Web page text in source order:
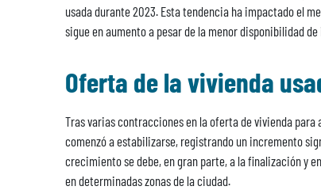
usada durante 2023. Esta tendencia ha impactado el
sigue en aumento a pesar de la menor disponibilidad
Oferta de la vivienda
Tras varias contracciones en la oferta de vivienda
comenzó a estabilizarse, registrando un incremento
crecimiento se debe, en gran parte, a la finalización y
en determinadas zonas de la ciudad.